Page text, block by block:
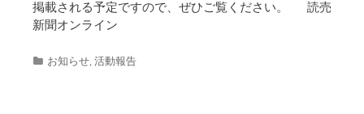
掲載される予定ですので、ぜひご覧ください。 読売
新聞オンライン
Categories
お知らせ,活動報告